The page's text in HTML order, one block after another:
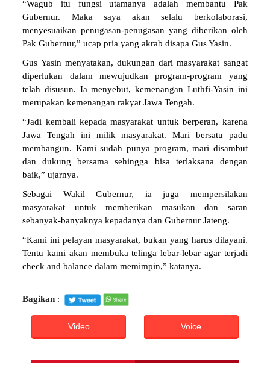
“Wagub itu fungsi utamanya adalah membantu Pak
Gubernur. Maka saya akan selalu berkolaborasi,
menyesuaikan penugasan-penugasan yang diberikan oleh
Pak Gubernur,” ucap pria yang akrab disapa Gus Yasin.
Gus Yasin menyatakan, dukungan dari masyarakat sangat
diperlukan dalam mewujudkan program-program yang
telah disusun. Ia menyebut, kemenangan Luthfi-Yasin ini
merupakan kemenangan rakyat Jawa Tengah.
“Jadi kembali kepada masyarakat untuk berperan, karena
Jawa Tengah ini milik masyarakat. Mari bersatu padu
membangun. Kami sudah punya program, mari disambut
dan dukung bersama sehingga bisa terlaksana dengan
baik,” ujarnya.
Sebagai Wakil Gubernur, ia juga mempersilakan
masyarakat untuk memberikan masukan dan saran
sebanyak-banyaknya kepadanya dan Gubernur Jateng.
“Kami ini pelayan masyarakat, bukan yang harus dilayani.
Tentu kami akan membuka telinga lebar-lebar agar terjadi
check and balance dalam memimpin,” katanya.
Bagikan :
Video Voice